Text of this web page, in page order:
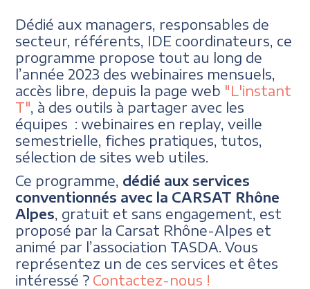
Dédié aux managers, responsables de
secteur, référents, IDE coordinateurs, ce
programme propose tout au long de
l’année 2023 des webinaires mensuels,
accès libre, depuis la page web "L'instant
T" , à des outils à partager avec les
équipes : webinaires en replay, veille
semestrielle, fiches pratiques, tutos,
sélection de sites web utiles.
Ce programme, dédié aux services
conventionnés avec la CARSAT Rhône
Alpes , gratuit et sans engagement, est
proposé par la Carsat Rhône-Alpes et
animé par l’association TASDA. Vous
représentez un de ces services et êtes
intéressé ? Contactez-nous !